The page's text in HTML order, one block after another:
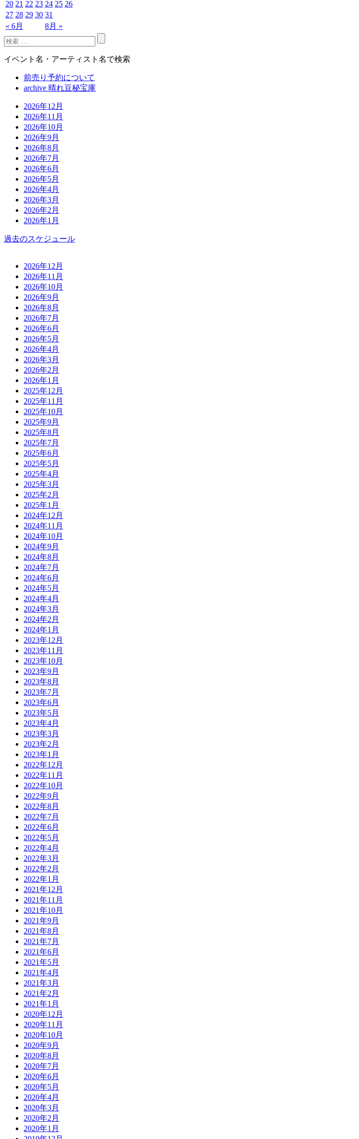
« 6月 8月 »
20 21 22 23 24 25 26
27 28 29 30 31
イベント名・アーティスト名で検索
前売り予約について
archive 晴れ豆秘宝庫
2026年12月
2026年11月
2026年10月
2026年9月
2026年8月
2026年7月
2026年6月
2026年5月
2026年4月
2026年3月
2026年2月
2026年1月
過去のスケジュール
2026年12月
2026年11月
2026年10月
2026年9月
2026年8月
2026年7月
2026年6月
2026年5月
2026年4月
2026年3月
2026年2月
2026年1月
2025年12月
2025年11月
2025年10月
2025年9月
2025年8月
2025年7月
2025年6月
2025年5月
2025年4月
2025年3月
2025年2月
2025年1月
2024年12月
2024年11月
2024年10月
2024年9月
2024年8月
2024年7月
2024年6月
2024年5月
2024年4月
2024年3月
2024年2月
2024年1月
2023年12月
2023年11月
2023年10月
2023年9月
2023年8月
2023年7月
2023年6月
2023年5月
2023年4月
2023年3月
2023年2月
2023年1月
2022年12月
2022年11月
2022年10月
2022年9月
2022年8月
2022年7月
2022年6月
2022年5月
2022年4月
2022年3月
2022年2月
2022年1月
2021年12月
2021年11月
2021年10月
2021年9月
2021年8月
2021年7月
2021年6月
2021年5月
2021年4月
2021年3月
2021年2月
2021年1月
2020年12月
2020年11月
2020年10月
2020年9月
2020年8月
2020年7月
2020年6月
2020年5月
2020年4月
2020年3月
2020年2月
2020年1月